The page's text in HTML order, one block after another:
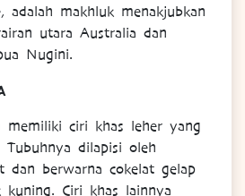
adalah makhluk menakjubkan
utara Australia dan
Nugini.
memiliki ciri khas leher yang
dilapisi oleh
dan berwarna cokelat gelap
kuning. Ciri khas lainnya